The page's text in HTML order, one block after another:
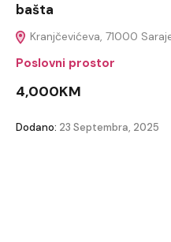
bašta
Kranjčevićeva, 71000
Poslovni prostor
4,000KM
Dodano: 23 Septembra, 2025